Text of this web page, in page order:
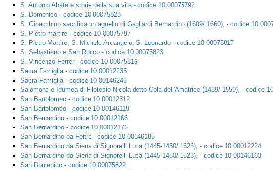
S. Antonio Abate e storie della sua vita - codice 10 00075792
S. Domenico - codice 10 00075828
S. Gioacchino sacrifica un agnello di Gagliardi Bernardino (1609/ 1660), - codice 10
S. Pietro martire - codice 10 00075797
S. Pietro Martire, S. Michele Arcangelo, S. Leonardo - codice 10 00075817
S. Sebastiano e San Rocco - codice 10 00075823
S. Vincenzo Ferrer - codice 10 00075816
Sacra Famiglia - codice 10 00012235
Sacra Famiglia - codice 10 00146245
Salomone e Idumea di Filotesio Nicola detto Cola dell'Amatrice (1489/ 1559), - codice
San Bartolomeo - codice 10 00012312
San Bartolomeo - codice 10 00146119
San Bernardino - codice 10 00012166
San Bernardino - codice 10 00012176
San Bernardino da Feltre - codice 10 00146185
San Bernardino da Siena di Signorelli Luca (1445-1450/ 1523), - codice 10 00012224
San Bernardino da Siena di Signorelli Luca (1445-1450/ 1523), - codice 10 00146163
San Domenico - codice 10 00075822